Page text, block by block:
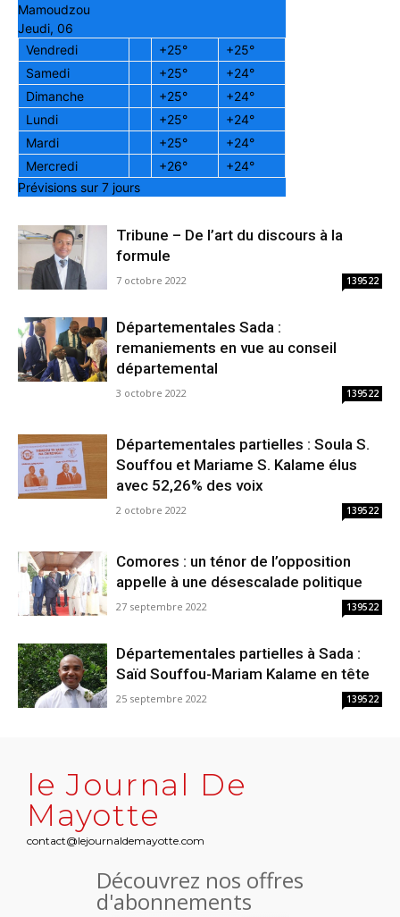
Mamoudzou
Jeudi, 06
Vendredi
+25° +25°
Samedi
+25° +24°
Dimanche
+25° +24°
Lundi
+25° +24°
Mardi
+25° +24°
Mercredi
+26° +24°
Prévisions sur 7 jours
Tribune – De l’art du discours à la
formule
7 octobre 2022 139522
Départementales Sada :
remaniements en vue au conseil
départemental
3 octobre 2022 139522
Départementales partielles : Soula S.
Souffou et Mariame S. Kalame élus
avec 52,26% des voix
2 octobre 2022 139522
Comores : un ténor de l’opposition
appelle à une désescalade politique
27 septembre 2022 139522
Départementales partielles à Sada :
Saïd Souffou-Mariam Kalame en tête
25 septembre 2022 139522
le Journal De
Mayotte
contact@lejournaldemayotte.com
Découvrez nos offres
d'abonnements